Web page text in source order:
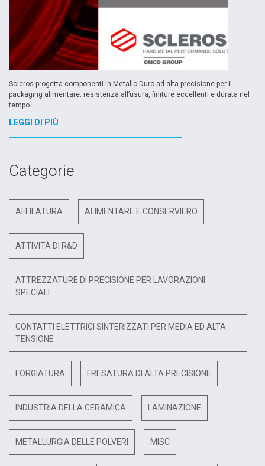
Scleros progetta componenti in Metallo Duro ad alta precisione per il
packaging alimentare: resistenza all’usura, finiture eccellenti e durata nel
tempo.
LEGGI DI PIÙ
Categorie
AFFILATURA ALIMENTARE E CONSERVIERO
ATTIVITÀ DI R&D
ATTREZZATURE DI PRECISIONE PER LAVORAZIONI
SPECIALI
CONTATTI ELETTRICI SINTERIZZATI PER MEDIA ED ALTA
TENSIONE
FORGIATURA FRESATURA DI ALTA PRECISIONE
INDUSTRIA DELLA CERAMICA LAMINAZIONE
METALLURGIA DELLE POLVERI MISC